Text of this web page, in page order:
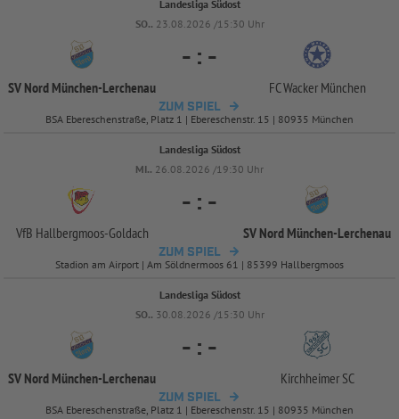
Landesliga Südost
SO.. 23.08.2026 /15:30 Uhr
SV Nord München-Lerchenau
- : -
FC Wacker München
ZUM SPIEL
BSA Ebereschenstraße, Platz 1 | Ebereschenstr. 15 | 80935 München
Landesliga Südost
MI.. 26.08.2026 /19:30 Uhr
VfB Hallbergmoos-Goldach
- : -
SV Nord München-Lerchenau
ZUM SPIEL
Stadion am Airport | Am Söldnermoos 61 | 85399 Hallbergmoos
Landesliga Südost
SO.. 30.08.2026 /15:30 Uhr
SV Nord München-Lerchenau
- : -
Kirchheimer SC
ZUM SPIEL
BSA Ebereschenstraße, Platz 1 | Ebereschenstr. 15 | 80935 München